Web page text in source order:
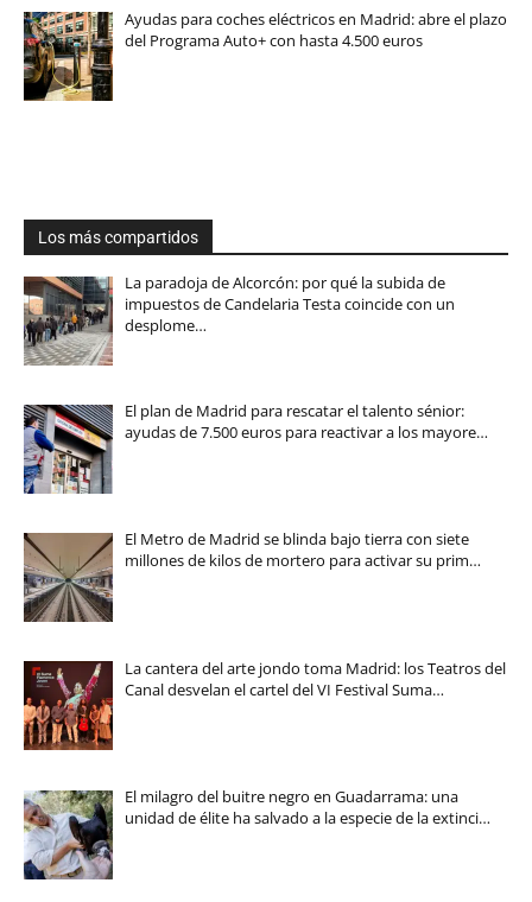
Ayudas para coches eléctricos en Madrid: abre el plazo
del Programa Auto+ con hasta 4.500 euros
Los más compartidos
La paradoja de Alcorcón: por qué la subida de
impuestos de Candelaria Testa coincide con un
desplome…
El plan de Madrid para rescatar el talento sénior:
ayudas de 7.500 euros para reactivar a los mayore…
El Metro de Madrid se blinda bajo tierra con siete
millones de kilos de mortero para activar su prim…
La cantera del arte jondo toma Madrid: los Teatros del
Canal desvelan el cartel del VI Festival Suma…
El milagro del buitre negro en Guadarrama: una
unidad de élite ha salvado a la especie de la extinci…